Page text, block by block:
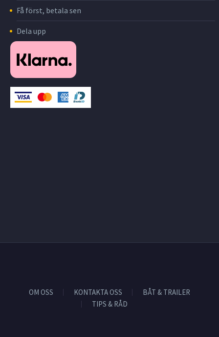
Få först, betala sen
Dela upp
OM OSS KONTAKTA OSS
BÅT & TRAILER
TIPS & RÅD